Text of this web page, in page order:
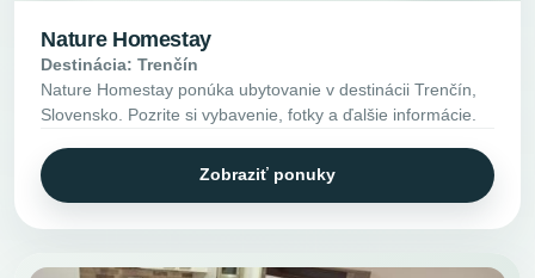
Nature Homestay
Destinácia: Trenčín
Nature Homestay ponúka ubytovanie v destinácii Trenčín,
Slovensko. Pozrite si vybavenie, fotky a ďalšie informácie.
Zobraziť ponuky